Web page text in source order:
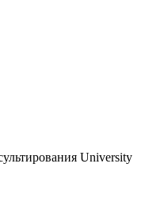
University